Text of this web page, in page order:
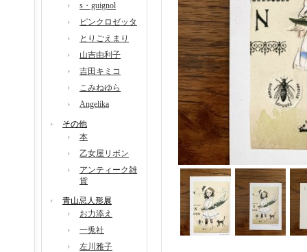
s・guignol
ピンクロゼッタ
とりごえまり
山吉由利子
吉田キミコ
こみねゆら
Angelika
その他
本
乙女屋リボン
アンティーク雑
貨
青山忌人形展
お力添え
一兎社
左川雅子